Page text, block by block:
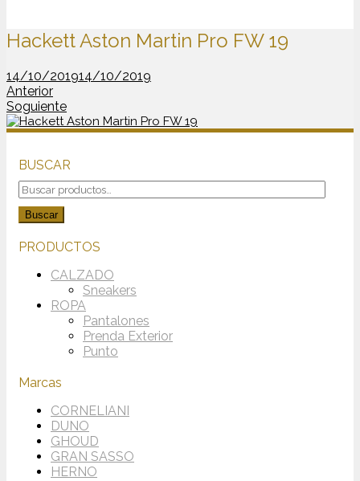
Hackett Aston Martin Pro FW 19
14/10/201914/10/2019
Anterior
Soguiente
BUSCAR
Buscar
por:
Buscar
PRODUCTOS
CALZADO
Sneakers
ROPA
Pantalones
Prenda Exterior
Punto
Marcas
CORNELIANI
DUNO
GHOUD
GRAN SASSO
HERNO